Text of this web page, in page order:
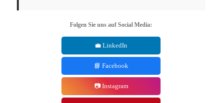
Folgen Sie uns auf Social Media:
💼 LinkedIn
📘 Facebook
📷 Instagram